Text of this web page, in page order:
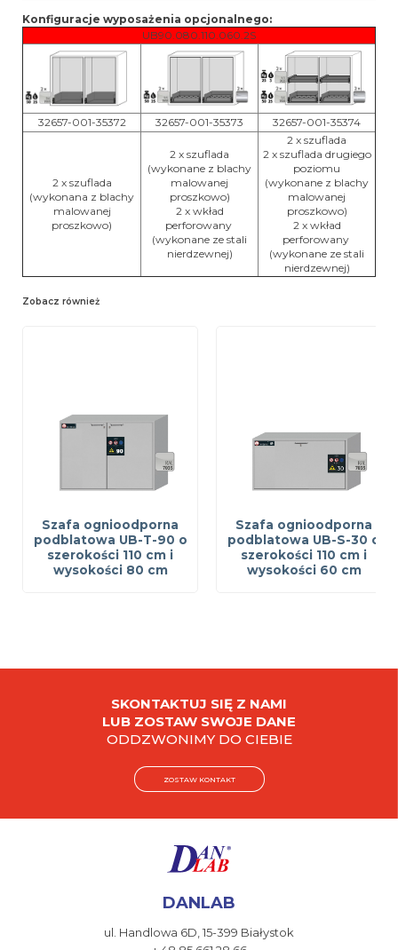
Konfiguracje wyposażenia opcjonalnego:
UB90.080.110.060.2S
32657-001-35372 32657-001-35373 32657-001-35374
2 x szuflada
(wykonana z blachy
malowanej
proszkowo)
2 x szuflada
(wykonane z blachy
malowanej
proszkowo)
2 x wkład
perforowany
(wykonane ze stali
nierdzewnej)
2 x szuflada
2 x szuflada drugiego
poziomu
(wykonane z blachy
malowanej
proszkowo)
2 x wkład
perforowany
(wykonane ze stali
nierdzewnej)
Zobacz również
Szafa ognioodporna
podblatowa UB-T-90 o
szerokości 110 cm i
wysokości 80 cm
Szafa ognioodporna
podblatowa UB-S-30 o
szerokości 110 cm i
wysokości 60 cm
SKONTAKTUJ SIĘ Z NAMI
LUB ZOSTAW SWOJE DANE
ODDZWONIMY DO CIEBIE
ZOSTAW KONTAKT
DANLAB
ul. Handlowa 6D,15-399 Białystok